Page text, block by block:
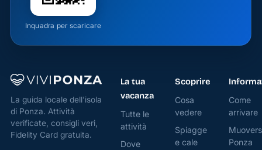
Inquadra per scaricare
La guida locale dell'isola
di Ponza. Attività
verificate, consigli veri,
Fidelity Card gratuita.
La tua
vacanza
Tutte le
attività
Dove
Scoprire
Cosa
vedere
Spiagge
e cale
Come
arrivare
Ponza